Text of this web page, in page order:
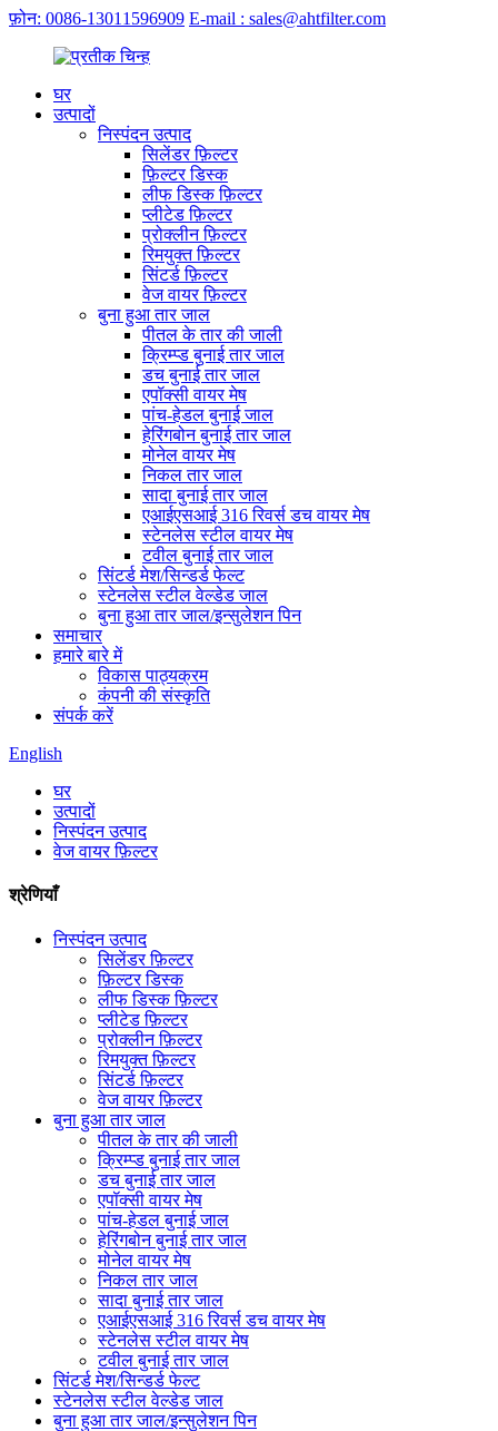
फ़ोन: 0086-13011596909 E-mail : sales@ahtfilter.com
घर
उत्पादों
निस्पंदन उत्पाद
सिलेंडर फ़िल्टर
फ़िल्टर डिस्क
लीफ डिस्क फ़िल्टर
प्लीटेड फ़िल्टर
प्रोक्लीन फ़िल्टर
रिमयुक्त फ़िल्टर
सिंटर्ड फ़िल्टर
वेज वायर फ़िल्टर
बुना हुआ तार जाल
पीतल के तार की जाली
क्रिम्प्ड बुनाई तार जाल
डच बुनाई तार जाल
एपॉक्सी वायर मेष
पांच-हेडल बुनाई जाल
हेरिंगबोन बुनाई तार जाल
मोनेल वायर मेष
निकल तार जाल
सादा बुनाई तार जाल
एआईएसआई 316 रिवर्स डच वायर मेष
स्टेनलेस स्टील वायर मेष
टवील बुनाई तार जाल
सिंटर्ड मेश/सिन्डर्ड फेल्ट
स्टेनलेस स्टील वेल्डेड जाल
बुना हुआ तार जाल/इन्सुलेशन पिन
समाचार
हमारे बारे में
विकास पाठ्यक्रम
कंपनी की संस्कृति
संपर्क करें
English
घर
उत्पादों
निस्पंदन उत्पाद
वेज वायर फ़िल्टर
श्रेणियाँ
निस्पंदन उत्पाद
सिलेंडर फ़िल्टर
फ़िल्टर डिस्क
लीफ डिस्क फ़िल्टर
प्लीटेड फ़िल्टर
प्रोक्लीन फ़िल्टर
रिमयुक्त फ़िल्टर
सिंटर्ड फ़िल्टर
वेज वायर फ़िल्टर
बुना हुआ तार जाल
पीतल के तार की जाली
क्रिम्प्ड बुनाई तार जाल
डच बुनाई तार जाल
एपॉक्सी वायर मेष
पांच-हेडल बुनाई जाल
हेरिंगबोन बुनाई तार जाल
मोनेल वायर मेष
निकल तार जाल
सादा बुनाई तार जाल
एआईएसआई 316 रिवर्स डच वायर मेष
स्टेनलेस स्टील वायर मेष
टवील बुनाई तार जाल
सिंटर्ड मेश/सिन्डर्ड फेल्ट
स्टेनलेस स्टील वेल्डेड जाल
बुना हुआ तार जाल/इन्सुलेशन पिन